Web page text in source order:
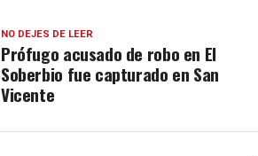
NO DEJES DE LEER
Prófugo acusado de robo en El
Soberbio fue capturado en San
Vicente